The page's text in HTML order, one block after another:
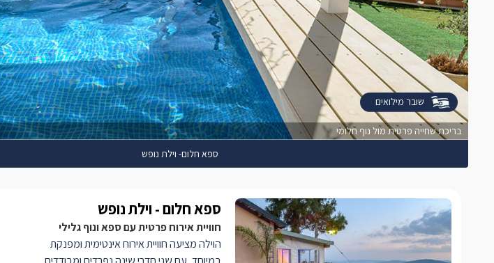
בריכת שחייה פרטית מול נוף חלומי
ספא חלום- וילת נופש
שובר מילואים
ספא חלום - וילת נופש
חוויית אירוח פרטית עם ספא ונוף גלילי
הוילה מציעה חוויית אירוח אינטימית ומפנקת